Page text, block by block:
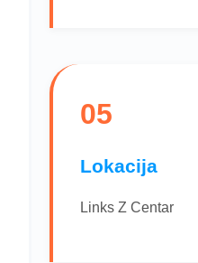
05
Lokacija
Links Z Centar